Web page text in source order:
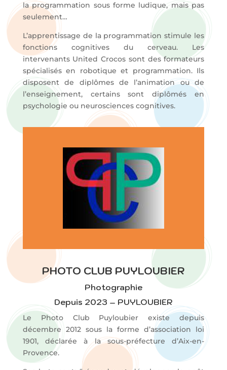
la programmation sous forme ludique, mais pas
seulement…
L’apprentissage de la programmation stimule les
fonctions cognitives du cerveau. Les
intervenants United Crocos sont des formateurs
spécialisés en robotique et programmation. Ils
disposent de diplômes de l’animation ou de
l’enseignement, certains sont diplômés en
psychologie ou neurosciences cognitives.
PHOTO CLUB PUYLOUBIER
Photographie
Depuis 2023 – PUYLOUBIER
Le Photo Club Puyloubier existe depuis
décembre 2012 sous la forme d’association loi
1901, déclarée à la sous-préfecture d’Aix-en-
Provence.